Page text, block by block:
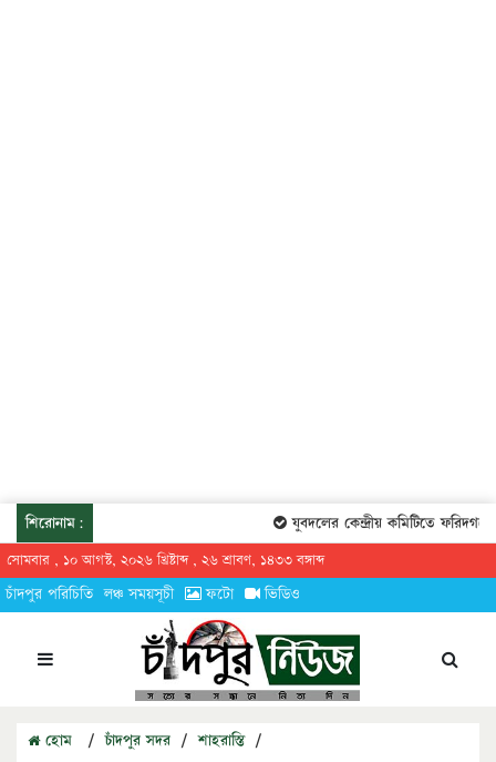
শিরোনাম: যুবদলের কেন্দ্রীয় কমিটিতে
সোমবার , ১০ আগস্ট, ২০২৬ খ্রিষ্টাব্দ , ২৬ শ্রাবণ, ১৪৩৩ বঙ্গাব্দ
চাঁদপুর পরিচিতি লঞ্চ সময়সূচী ফটো ভিডিও
হোম / চাঁদপুর সদর / শাহরাস্তি /